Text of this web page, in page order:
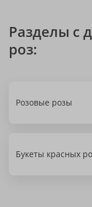
Разделы с
роз:
Розовые розы
Букеты красных